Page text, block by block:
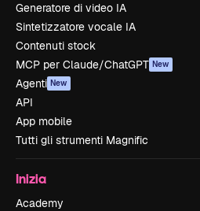
Generatore di video IA
Sintetizzatore vocale IA
Contenuti stock
MCP per Claude/ChatGPT New
Agenti New
API
App mobile
Tutti gli strumenti Magnific
Inizia
Academy